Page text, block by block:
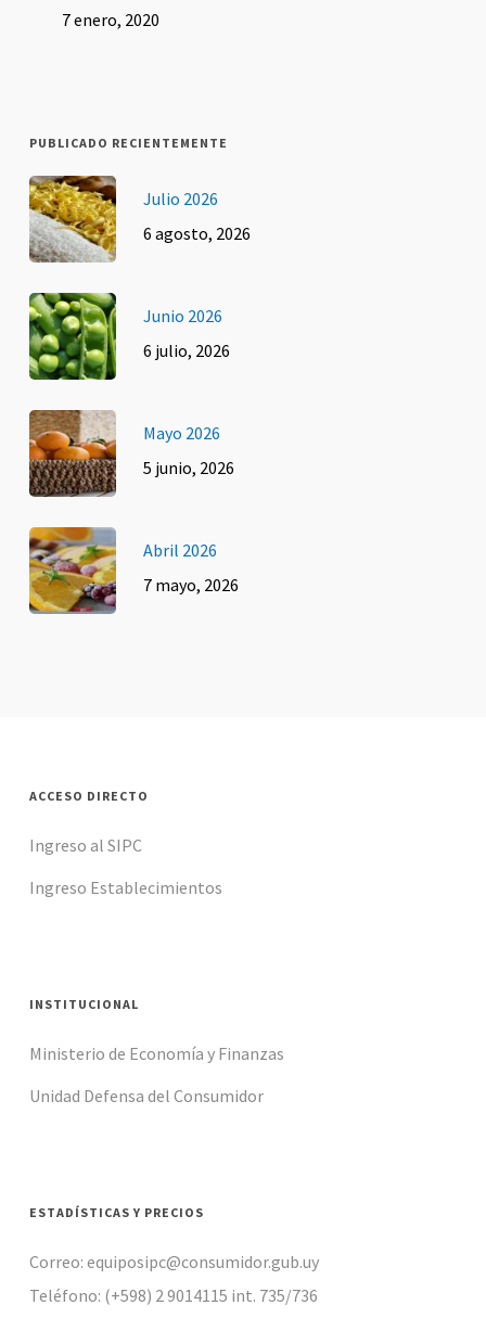
7 enero, 2020
PUBLICADO RECIENTEMENTE
Julio 2026
6 agosto, 2026
Junio 2026
6 julio, 2026
Mayo 2026
5 junio, 2026
Abril 2026
7 mayo, 2026
ACCESO DIRECTO
Ingreso al SIPC
Ingreso Establecimientos
INSTITUCIONAL
Ministerio de Economía y Finanzas
Unidad Defensa del Consumidor
ESTADÍSTICAS Y PRECIOS
Correo: equiposipc@consumidor.gub.uy
Teléfono: (+598) 2 9014115 int. 735/736